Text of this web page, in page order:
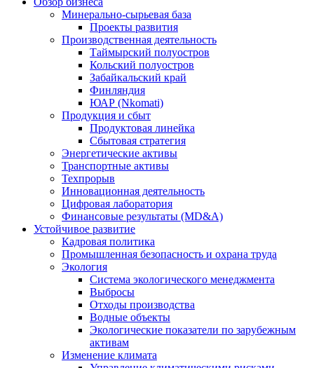
Минерально-сырьевая база
Проекты развития
Производственная деятельность
Таймырский полуостров
Кольский полуостров
Забайкальский край
Финляндия
ЮАР (Nkomati)
Продукция и сбыт
Продуктовая линейка
Сбытовая стратегия
Энергетические активы
Транспортные активы
Техпрорыв
Инновационная деятельность
Цифровая лаборатория
Финансовые результаты (MD&A)
Устойчивое развитие
Кадровая политика
Промышленная безопасность и охрана труда
Экология
Система экологического менеджмента
Выбросы
Отходы производства
Водные объекты
Экологические показатели по зарубежным
активам
Изменение климата